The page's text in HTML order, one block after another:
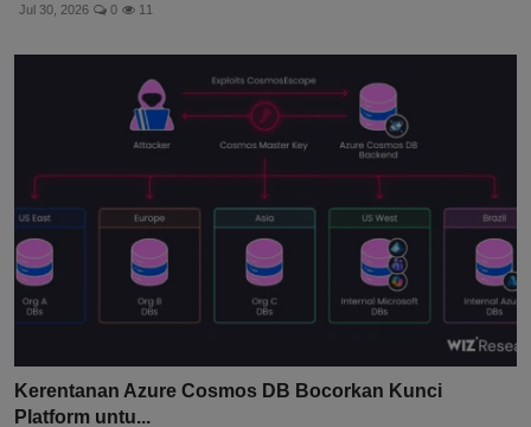
Jul 30, 2026 0 11
Kerentanan Azure Cosmos DB Bocorkan Kunci
Platform untu...